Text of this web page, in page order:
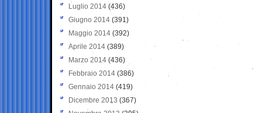
Luglio 2014 (436)
Giugno 2014 (391)
Maggio 2014 (392)
Aprile 2014 (389)
Marzo 2014 (436)
Febbraio 2014 (386)
Gennaio 2014 (419)
Dicembre 2013 (367)